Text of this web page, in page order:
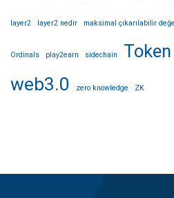
layer2 layer2 nedir maksimal çıkarılabilir
Ordinals play2earn sidechain Token
web3.0 zero knowledge ZK